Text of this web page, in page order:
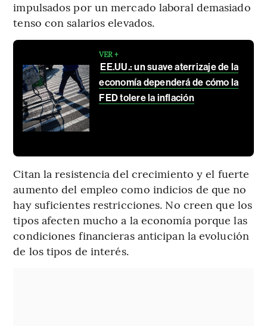
impulsados por un mercado laboral demasiado
tenso con salarios elevados.
VER +
EE.UU.: un suave aterrizaje de la
economía dependerá de cómo la
FED tolere la inflación
Citan la resistencia del crecimiento y el fuerte
aumento del empleo como indicios de que no
hay suficientes restricciones. No creen que los
tipos afecten mucho a la economía porque las
condiciones financieras anticipan la evolución
de los tipos de interés.